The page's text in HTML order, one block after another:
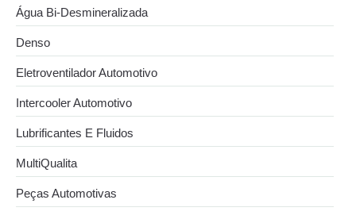
Água Bi-Desmineralizada
Denso
Eletroventilador Automotivo
Intercooler Automotivo
Lubrificantes E Fluidos
MultiQualita
Peças Automotivas